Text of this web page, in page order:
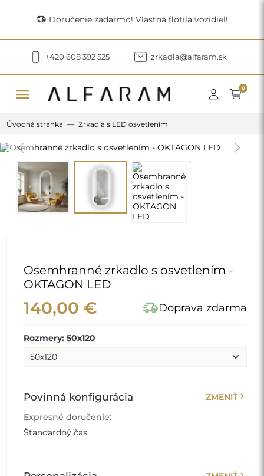
delivery_truck_speed Doručenie zadarmo! Vlastná flotila vozidiel!
+420 608 392 525 zrkadla@alfaram.sk
menu 0
Úvodná stránka Zrkadlá s LED osvetlením
Previous Next
Osemhranné zrkadlo s osvetlením -
OKTAGON LED
140,00 € delivery_truck_speedDoprava zdarma
Rozmery: 50x120
Povinná konfigurácia ZMENIŤchevron_right
Expresné doručenie:
Štandardný čas